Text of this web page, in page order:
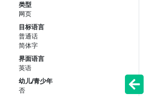
类型
网页
目标语言
普通话
简体字
界面语言
英语
幼儿/青少年
否